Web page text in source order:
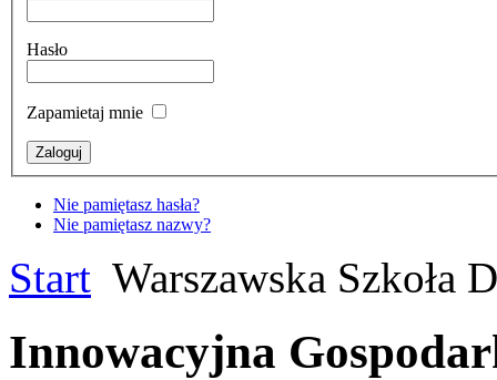
Hasło
Zapamietaj mnie
Nie pamiętasz hasła?
Nie pamiętasz nazwy?
Start Warszawska Szkoła
Innowacyjna